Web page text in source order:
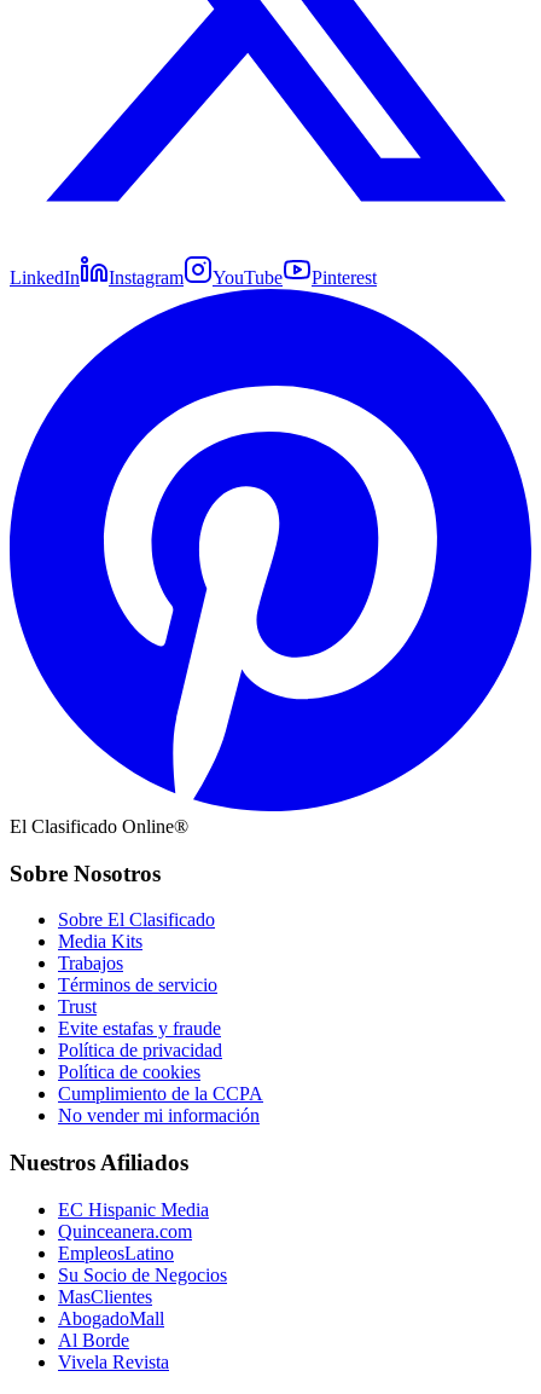
LinkedIn Instagram YouTube Pinterest
El Clasificado Online®
Sobre Nosotros
Sobre El Clasificado
Media Kits
Trabajos
Términos de servicio
Trust
Evite estafas y fraude
Política de privacidad
Política de cookies
Cumplimiento de la CCPA
No vender mi información
Nuestros Afiliados
EC Hispanic Media
Quinceanera.com
EmpleosLatino
Su Socio de Negocios
MasClientes
AbogadoMall
Al Borde
Vivela Revista